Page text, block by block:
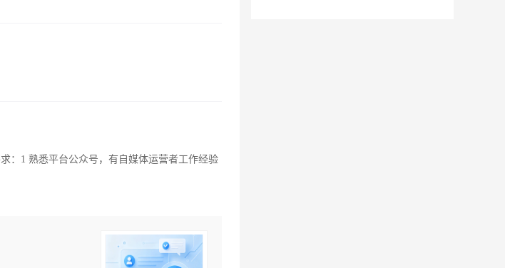
：1 熟悉平台公众号，有自媒体运营者工作经验